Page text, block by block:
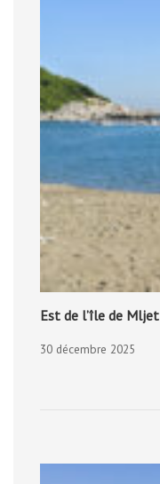
Est de l’île de Mljet
30 décembre 2025